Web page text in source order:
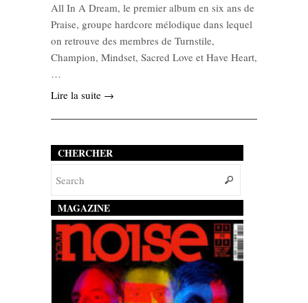
All In A Dream, le premier album en six ans de
Praise, groupe hardcore mélodique dans lequel
on retrouve des membres de Turnstile,
Champion, Mindset, Sacred Love et Have Heart,
…
Lire la suite →
CHERCHER
MAGAZINE